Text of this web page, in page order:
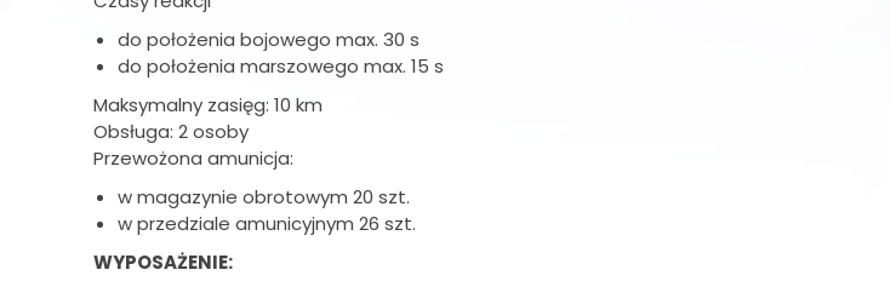
do położenia bojowego max. 30 s
do położenia marszowego max. 15 s
Maksymalny zasięg: 10 km
Obsługa: 2 osoby
Przewożona amunicja:
w magazynie obrotowym 20 szt.
w przedziale amunicyjnym 26 szt.
WYPOSAŻENIE: